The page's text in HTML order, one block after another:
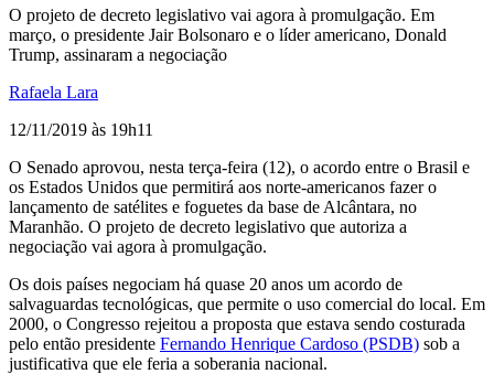
O projeto de decreto legislativo vai agora à promulgação. Em
março, o presidente Jair Bolsonaro e o líder americano, Donald
Trump, assinaram a negociação
Rafaela Lara
12/11/2019 às 19h11
O Senado aprovou, nesta terça-feira (12), o acordo entre o Brasil e
os Estados Unidos que permitirá aos norte-americanos fazer o
lançamento de satélites e foguetes da base de Alcântara, no
Maranhão. O projeto de decreto legislativo que autoriza a
negociação vai agora à promulgação.
Os dois países negociam há quase 20 anos um acordo de
salvaguardas tecnológicas, que permite o uso comercial do local. Em
2000, o Congresso rejeitou a proposta que estava sendo costurada
pelo então presidente Fernando Henrique Cardoso (PSDB) sob a
justificativa que ele feria a soberania nacional.